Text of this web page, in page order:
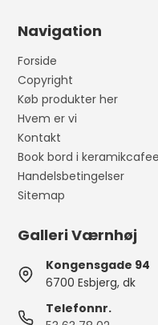
Navigation
Forside
Copyright
Køb produkter her
Hvem er vi
Kontakt
Book bord i
Handelsbetingelser
Sitemap
Galleri Værnhøj
Kongensgade 94
6700 Esbjerg, dk
Telefonnr.